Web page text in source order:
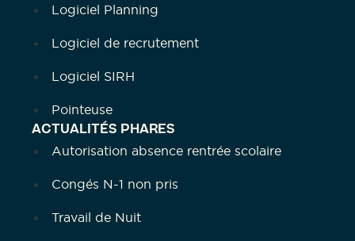
Logiciel Planning
Logiciel de recrutement
Logiciel SIRH
Pointeuse
ACTUALITÉS PHARES
Autorisation absence rentrée scolaire
Congés N-1 non pris
Travail de Nuit